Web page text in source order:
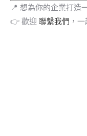
📍 想為你的企業打造
👉 歡迎 聯繫我們 ，